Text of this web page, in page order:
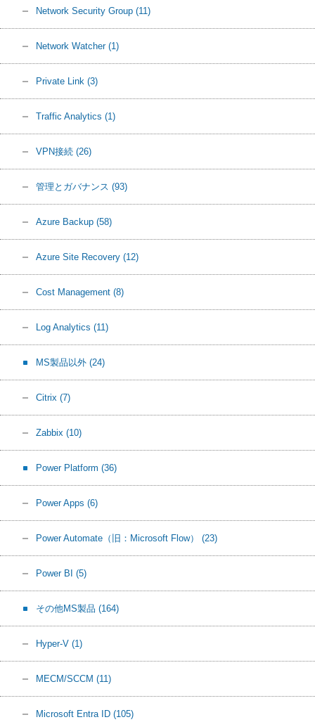
Network Security Group (11)
Network Watcher (1)
Private Link (3)
Traffic Analytics (1)
VPN接続 (26)
管理とガバナンス (93)
Azure Backup (58)
Azure Site Recovery (12)
Cost Management (8)
Log Analytics (11)
MS製品以外 (24)
Citrix (7)
Zabbix (10)
Power Platform (36)
Power Apps (6)
Power Automate（旧：Microsoft Flow） (23)
Power BI (5)
その他MS製品 (164)
Hyper-V (1)
MECM/SCCM (11)
Microsoft Entra ID (105)